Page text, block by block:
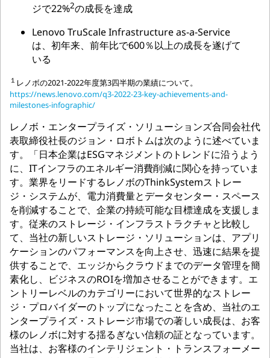
ジで22%2の成長を達成
Lenovo TruScale Infrastructure as-a-Service
は、初年来、前年比で600％以上の成長を遂げて
いる
１ レノボの2021-2022年度第3四半期の業績について。
https://news.lenovo.com/q3-2022-23-key-achievements-and-
milestones-infographic/
レノボ・エンタープライズ・ソリューションズ合同会社代
表取締役社長のジョン・ロボトムは次のように述べていま
す。「日本企業はESGマネジメントのトレンドに沿うよう
に、ITインフラのエネルギー消費削減に関心を持っていま
す。業界をリードするレノボのThinkSystemストレー
ジ・システムが、電力消費量とデータセンター・スペース
を削減することで、企業の持続可能な目標達成を支援しま
す。従来のストレージ・インフラストラクチャと比較し
て、当社の新しいストレージ・ソリューションは、アプリ
ケーションのパフォーマンスを向上させ、迅速に結果を提
供することで、エッジからクラウドまでのデータ管理を簡
素化し、ビジネスのROIを増加させることができます。エ
ントリーレベルのカテゴリーにおいて世界的なストレー
ジ・プロバイダーのトップになったことを含め、当社のエ
ンタープライズ・ストレージ市場での著しい成長は、お客
様のレノボに対する揺るぎない信頼の証となっています。
当社は、お客様のインテリジェント・トランスフォーメー